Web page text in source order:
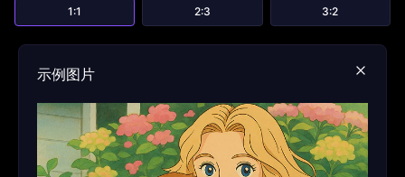
1:1
2:3 3:2
示例图片